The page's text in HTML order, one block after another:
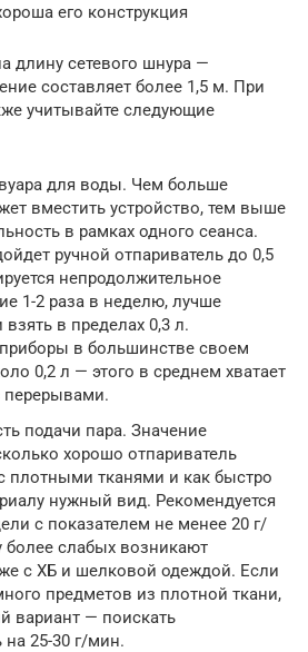
его конструкция
длину сетевого шнура —
составляет более 1,5 м. При
учитывайте следующие
для воды. Чем больше
вместить устройство, тем выше
в рамках одного сеанса.
ручной отпариватель до 0,5
непродолжительное
1-2 раза в неделю, лучше
в пределах 0,3 л.
в большинстве своем
0,2 л — этого в среднем хватает
перерывами.
подачи пара. Значение
хорошо отпариватель
плотными тканями и как быстро
нужный вид. Рекомендуется
с показателем не менее 20 г/
более слабых возникают
с ХБ и шелковой одеждой. Если
предметов из плотной ткани,
вариант — поискать
на 25-30 г/мин.